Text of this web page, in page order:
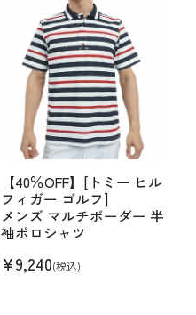
【40％OFF】[トミー ヒル
フィガー ゴルフ]
メンズ マルチボーダー 半
袖ポロシャツ
¥9,240(税込)